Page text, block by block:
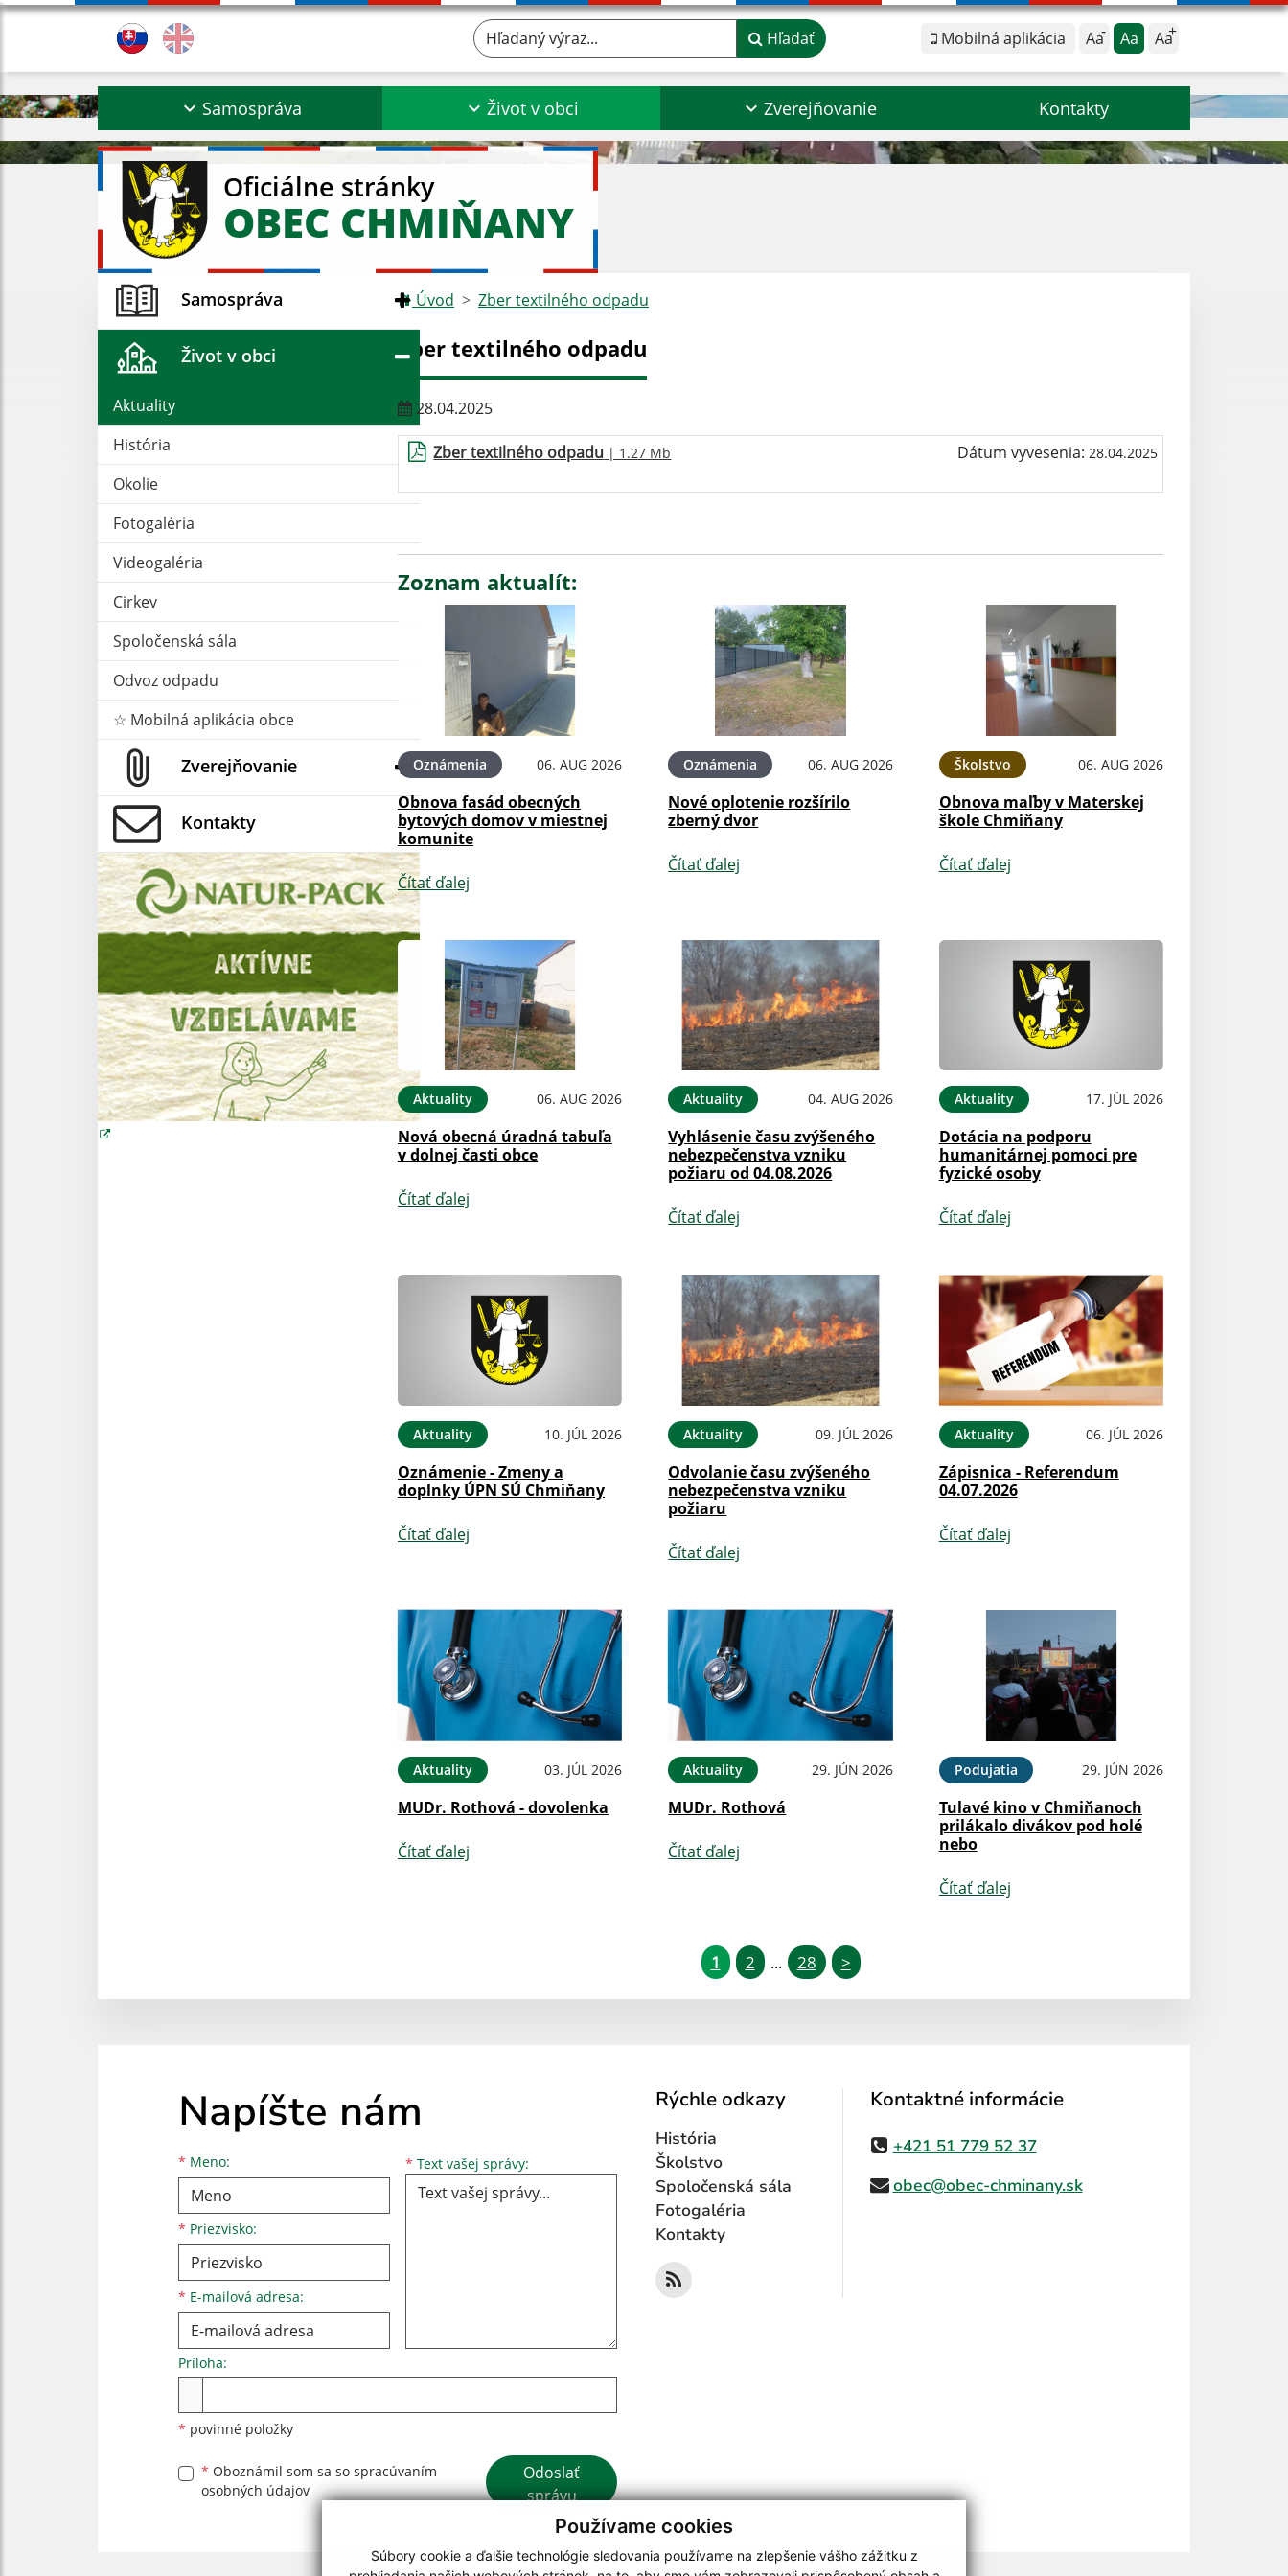
Používame cookies
Súbory cookie a ďalšie technológie sledovania používame na zlepšenie vášho zážitku z
Mobilná aplikácia Aa Aa Aa
Hľadaný výraz... Hľadať
Samospráva Život v obci Zverejňovanie Kontakty
Oficiálne stránky
OBEC CHMIŇANY
Samospráva
Život v obci
Aktuality
História
Okolie
Fotogaléria
Videogaléria
Cirkev
Spoločenská sála
Odvoz odpadu
☆ Mobilná aplikácia obce
Zverejňovanie
Kontakty
Úvod Zber textilného odpadu
Zber textilného odpadu
28.04.2025
Zber textilného odpadu | 1.27 Mb Dátum vyvesenia: 28.04.2025
Zoznam aktualít:
Oznámenia 06. AUG 2026
Obnova fasád obecných
bytových domov v miestnej
komunite
Čítať ďalej
Oznámenia 06. AUG 2026
Nové oplotenie rozšírilo
zberný dvor
Čítať ďalej
Školstvo 06. AUG 2026
Obnova maľby v Materskej
škole Chmiňany
Čítať ďalej
Aktuality 06. AUG 2026
Nová obecná úradná tabuľa
v dolnej časti obce
Čítať ďalej
Aktuality 04. AUG 2026
Vyhlásenie času zvýšeného
nebezpečenstva vzniku
požiaru od 04.08.2026
Čítať ďalej
Aktuality 17. JÚL 2026
Dotácia na podporu
humanitárnej pomoci pre
fyzické osoby
Čítať ďalej
Aktuality 10. JÚL 2026
Oznámenie - Zmeny a
doplnky ÚPN SÚ Chmiňany
Čítať ďalej
Aktuality 09. JÚL 2026
Odvolanie času zvýšeného
nebezpečenstva vzniku
požiaru
Čítať ďalej
Aktuality 06. JÚL 2026
Zápisnica - Referendum
04.07.2026
Čítať ďalej
Aktuality 03. JÚL 2026
MUDr. Rothová - dovolenka
Čítať ďalej
Aktuality 29. JÚN 2026
MUDr. Rothová
Čítať ďalej
Podujatia 29. JÚN 2026
Tulavé kino v Chmiňanoch
prilákalo divákov pod holé
nebo
Čítať ďalej
1 2 ... 28 >
Napíšte nám
* Meno:
Meno
* Priezvisko:
Priezvisko
* E-mailová adresa:
E-mailová adresa * Text vašej správy: Text vašej správy...
Príloha:
* povinné položky
* Oboznámil som sa so spracúvaním
osobných údajov
Google reCaptcha Response
Odoslať
správu
Rýchle odkazy
História
Školstvo
Spoločenská sála
Fotogaléria
Kontakty
Kontaktné informácie
+421 51 779 52 37
obec@obec-chminany.sk